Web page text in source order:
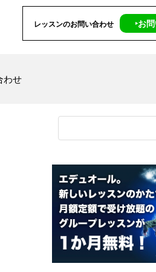
レッスンのお問い合わせ ‣お
わせ